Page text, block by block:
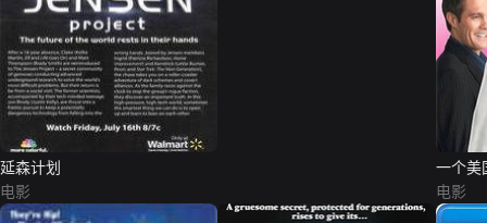
延森计划
电影
一个美
电影